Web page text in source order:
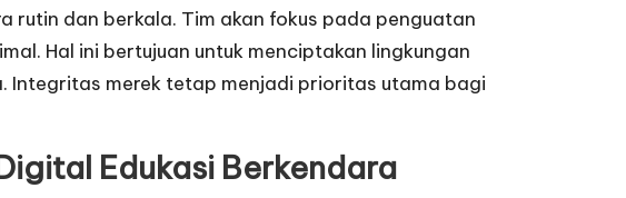
rutin dan berkala. Tim akan fokus pada penguatan
Hal ini bertujuan untuk menciptakan lingkungan
Integritas merek tetap menjadi prioritas utama bagi
Edukasi Berkendara